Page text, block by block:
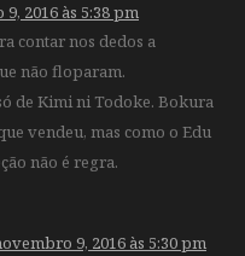
2016 às 5:38 pm
contar nos dedos a
não floparam.
de Kimi ni Todoke. Bokura
vendeu, mas como o Edu
não é regra.
9, 2016 às 5:30 pm